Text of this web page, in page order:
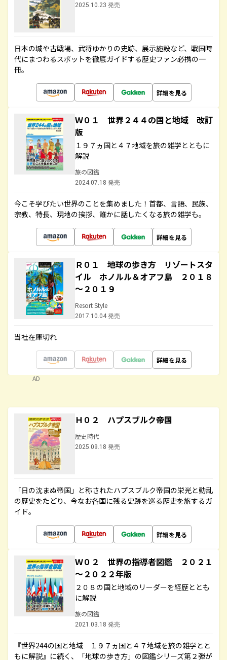
2025.10.23 発売
日本の城や古戦場、武将ゆかりの史跡、展示施設など、戦国時
代にまつわるスポットを徹底ガイドする歴史ファン必携の一
冊。
詳細を見る
Ｗ０１ 世界２４４の国と地域 改訂
版
１９７ヵ国と４７地域を旅の雑学とともに
解説
旅の図鑑
2024.07.18 発売
今こそ学びたい世界のことを集めました！首都、言語、民族、
宗教、特長、現地の挨拶、誰かに話したくなる旅の雑学も。
詳細を見る
Ｒ０１ 地球の歩き方 リゾートスタ
イル ホノルル＆オアフ島 ２０１８
～２０１９
Resort Style
2017.10.04 発売
当社在庫切れ
詳細を見る
AD
Ｈ０２ ハプスブルク帝国
歴史時代
2025.09.18 発売
「日の沈まぬ帝国」と称されたハプスブルク帝国の栄光と動乱
の歴史をたどり、今なお各国に残る史跡を巡る歴史を旅するガ
イド。
詳細を見る
Ｗ０２ 世界の指導者図鑑 ２０２１
～２０２２年版
２０８の国と地域のリーダーを経歴ととも
に解説
旅の図鑑
2021.03.18 発売
『世界244の国と地域 １９７ヵ国と４７地域を旅の雑学とと
もに解説』に続く、「地球の歩き方」の図鑑シリーズ第２弾が